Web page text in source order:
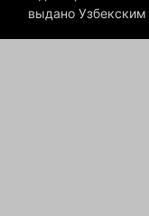
выдано Узбекским